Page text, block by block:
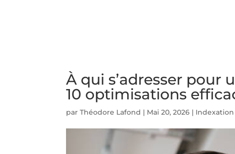
À qui s’adresser pour
10 optimisations
parThéodore Lafond | Mai 20, 2026 |